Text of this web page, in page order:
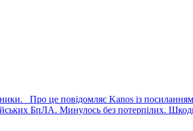
Про це повідомляє Kanos із
БпЛА. Минулось без потерпілих.